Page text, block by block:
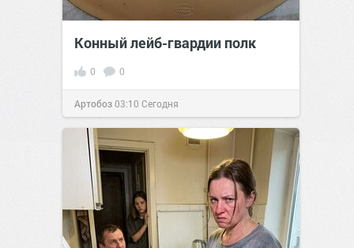
Конный лейб-гвардии полк
0 0
Артобоз03:10 Сегодня